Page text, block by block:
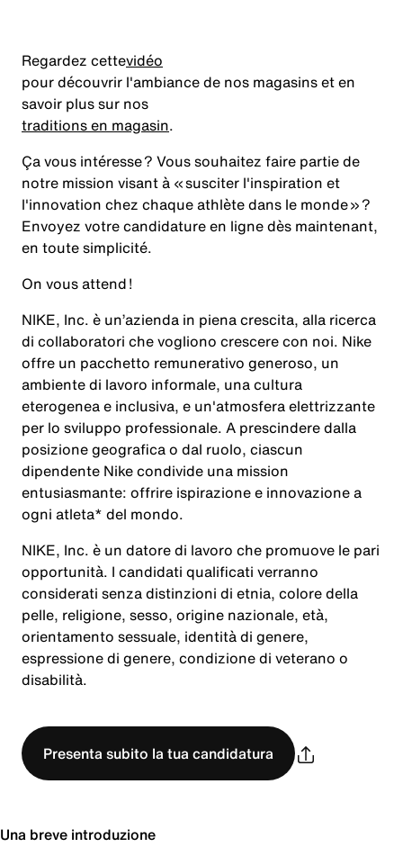
Regardez cettevidéo
pour découvrir l'ambiance de nos magasins et en
savoir plus sur nos
traditions en magasin.
Ça vous intéresse ? Vous souhaitez faire partie de
notre mission visant à « susciter l'inspiration et
l'innovation chez chaque athlète dans le monde »?
Envoyez votre candidature en ligne dès maintenant,
en toute simplicité.
On vous attend !
NIKE, Inc. è un’azienda in piena crescita, alla ricerca
di collaboratori che vogliono crescere con noi. Nike
offre un pacchetto remunerativo generoso, un
ambiente di lavoro informale, una cultura
eterogenea e inclusiva, e un'atmosfera elettrizzante
per lo sviluppo professionale. A prescindere dalla
posizione geografica o dal ruolo, ciascun
dipendente Nike condivide una mission
entusiasmante: offrire ispirazione e innovazione a
ogni atleta* del mondo.
NIKE, Inc. è un datore di lavoro che promuove le pari
opportunità. I candidati qualificati verranno
considerati senza distinzioni di etnia, colore della
pelle, religione, sesso, origine nazionale, età,
orientamento sessuale, identità di genere,
espressione di genere, condizione di veterano o
disabilità.
Presenta subito la tua candidatura
Una breve introduzione